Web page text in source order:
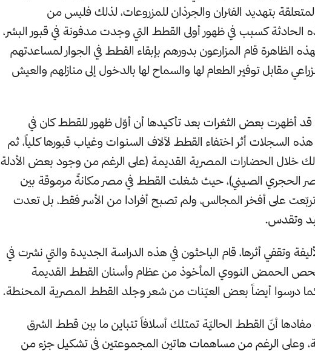
بتهديد الفئران والجرذان للمزروعات، لذلك فليس من
الحادثة كسبب في ظهور أولى القطط التي وجدت مدفونة في قبور البشر،
الظاهرة قام المزارعون بدورهم بإبقاء القطط في الجوار لمساعدتهم
مقابل توفير الطعام لها والسماح لها بالدخول إلى منازلهم والعيش
قد أظهرت بعض الثغرات بعد تأكيدها أن أوّل ظهور للقطط كان في
السجلات أثر اختفاء القطط لآلاف السنوات وغياب قبورها كلياً، ثم
خلال الحضارات المصرية القديمة (على الرغم من وجود بعض الأدلة
الحجري الصيني)، حيث شغلت القطط في مصر مكانةً مرموقة بين
على أفخر المجالس، ولم تصبح أفرادا من الأسر فقط، بل تعدت
وتقدس.
وتقفي أثرها، قام الباحثون في هذه الدراسة الجديدة والتي نشرت في
الحمض النووي المأخوذ من عظام وأسنان القطط القديمة
كما درسوا أيضاً بعض العيّنات من شعر وجلد القطط المصرية المحنطة.
أنّ القطط الحاليّة تمتلك أسلافاً تتباين ما بين قطط الشرق
وعلى الرغم من مساهمات هاتين المجموعتين في تشكيل جزء من